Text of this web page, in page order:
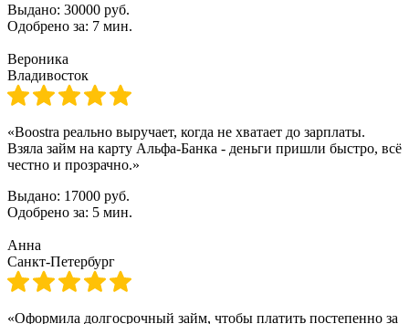
Выдано: 30000 руб.
Одобрено за: 7 мин.
Вероника
Владивосток
«Boostra реально выручает, когда не хватает до зарплаты.
Взяла займ на карту Альфа-Банка - деньги пришли быстро, всё
честно и прозрачно.»
Выдано: 17000 руб.
Одобрено за: 5 мин.
Анна
Санкт-Петербург
«Оформила долгосрочный займ, чтобы платить постепенно за